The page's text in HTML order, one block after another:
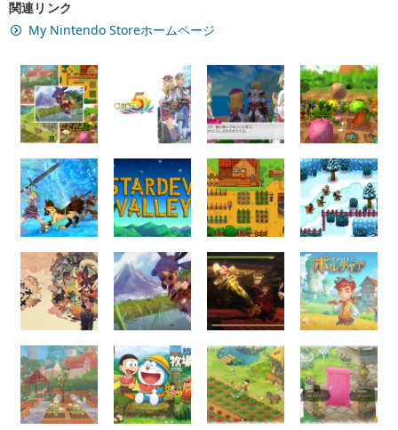
関連リンク
My Nintendo Storeホームページ